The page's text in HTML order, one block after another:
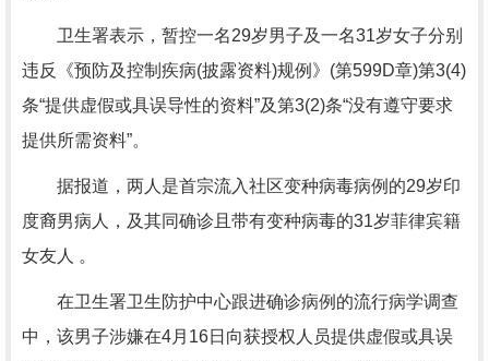
卫生署表示，暂控一名29岁男子及一名31岁女子分别
违反《预防及控制疾病(披露资料)规例》(第599D章)第3(4)
条“提供虚假或具误导性的资料”及第3(2)条“没有遵守要求
提供所需资料”。
据报道，两人是首宗流入社区变种病毒病例的29岁印
度裔男病人，及其同确诊且带有变种病毒的31岁菲律宾籍
女友人 。
在卫生署卫生防护中心跟进确诊病例的流行病学调查
中，该男子涉嫌在4月16日向获授权人员提供虚假或具误